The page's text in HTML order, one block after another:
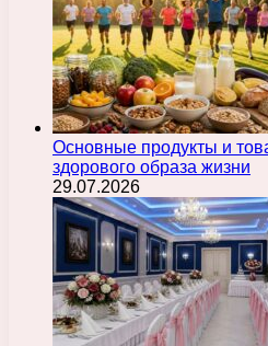
Основные продукты и
здорового образа жизни
29.07.2026